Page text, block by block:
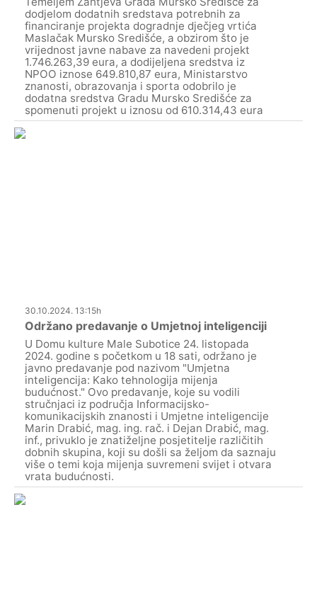
dodjelom dodatnih sredstava potrebnih za
financiranje projekta dogradnje dječjeg vrtića
Maslačak Mursko Središće, a obzirom što je
vrijednost javne nabave za navedeni projekt
1.746.263,39 eura, a dodijeljena sredstva iz
NPOO iznose 649.810,87 eura, Ministarstvo
znanosti, obrazovanja i sporta odobrilo je
dodatna sredstva Gradu Mursko Središće za
spomenuti projekt u iznosu od 610.314,43 eura
30.10.2024. 13:15h
Održano predavanje o Umjetnoj inteligenciji
U Domu kulture Male Subotice 24. listopada
2024. godine s početkom u 18 sati, održano je
javno predavanje pod nazivom "Umjetna
inteligencija: Kako tehnologija mijenja
budućnost." Ovo predavanje, koje su vodili
stručnjaci iz područja Informacijsko-
komunikacijskih znanosti i Umjetne inteligencije
Marin Drabić, mag. ing. rač. i Dejan Drabić, mag.
inf., privuklo je znatiželjne posjetitelje različitih
dobnih skupina, koji su došli sa željom da saznaju
više o temi koja mijenja suvremeni svijet i otvara
vrata budućnosti.